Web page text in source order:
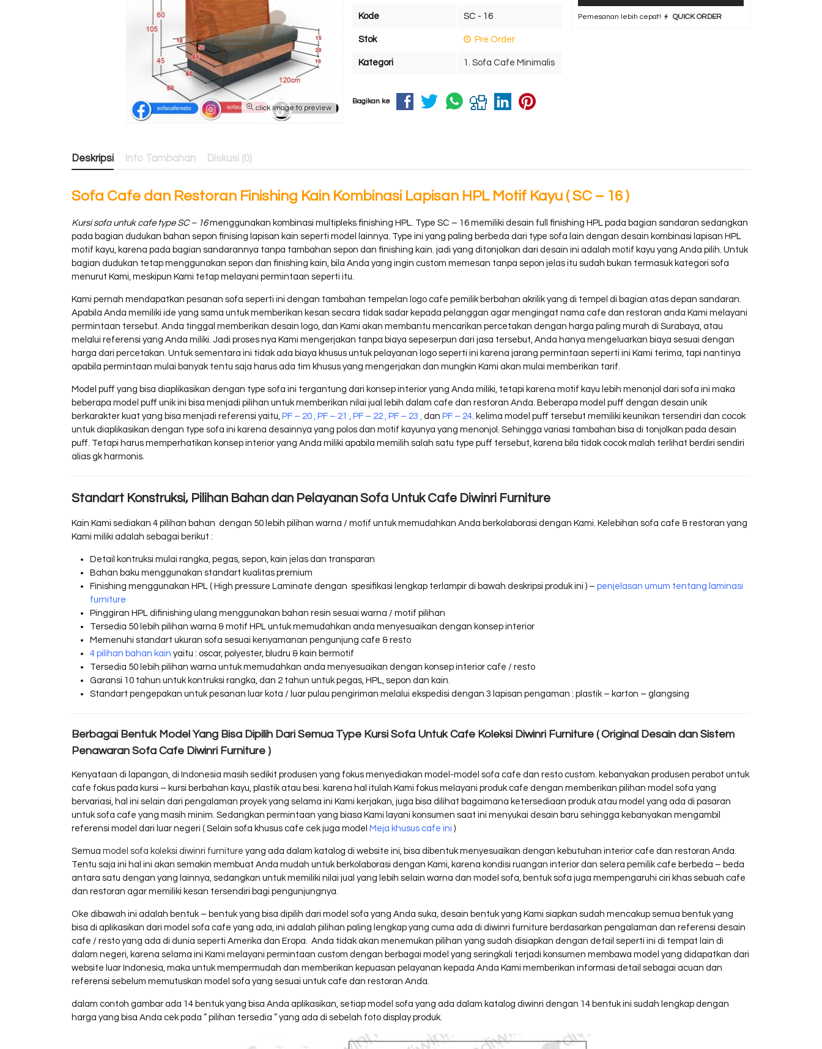
click image to preview
Kode SC - 16
Stok Pre Order
Kategori 1. Sofa Cafe Minimalis
Pemesanan lebih cepat! QUICK ORDER
Bagikan ke
Deskripsi Info Tambahan Diskusi (0)
Sofa Cafe dan Restoran Finishing Kain Kombinasi Lapisan HPL Motif Kayu ( SC – 16 )
Kursi sofa untuk cafe type SC – 16menggunakan kombinasi multipleks finishing HPL. Type SC – 16 memiliki desain full finishing HPL pada bagian sandaran sedangkan
pada bagian dudukan bahan sepon finising lapisan kain seperti model lainnya. Type ini yang paling berbeda dari type sofa lain dengan desain kombinasi lapisan HPL
motif kayu, karena pada bagian sandarannya tanpa tambahan sepon dan finishing kain. jadi yang ditonjolkan dari desain ini adalah motif kayu yang Anda pilih. Untuk
bagian dudukan tetap menggunakan sepon dan finishing kain, bila Anda yang ingin custom memesan tanpa sepon jelas itu sudah bukan termasuk kategori sofa
menurut Kami, meskipun Kami tetap melayani permintaan seperti itu.
Kami pernah mendapatkan pesanan sofa seperti ini dengan tambahan tempelan logo cafe pemilik berbahan akrilik yang di tempel di bagian atas depan sandaran.
Apabila Anda memiliki ide yang sama untuk memberikan kesan secara tidak sadar kepada pelanggan agar mengingat nama cafe dan restoran anda Kami melayani
permintaan tersebut. Anda tinggal memberikan desain logo, dan Kami akan membantu mencarikan percetakan dengan harga paling murah di Surabaya, atau
melalui referensi yang Anda miliki. Jadi proses nya Kami mengerjakan tanpa biaya sepeserpun dari jasa tersebut, Anda hanya mengeluarkan biaya sesuai dengan
harga dari percetakan. Untuk sementara ini tidak ada biaya khusus untuk pelayanan logo seperti ini karena jarang permintaan seperti ini Kami terima, tapi nantinya
apabila permintaan mulai banyak tentu saja harus ada tim khusus yang mengerjakan dan mungkin Kami akan mulai memberikan tarif.
Model puff yang bisa diaplikasikan dengan type sofa ini tergantung dari konsep interior yang Anda miliki, tetapi karena motif kayu lebih menonjol dari sofa ini maka
beberapa model puff unik ini bisa menjadi pilihan untuk memberikan nilai jual lebih dalam cafe dan restoran Anda. Beberapa model puff dengan desain unik
berkarakter kuat yang bisa menjadi referensi yaitu, PF – 20 , PF – 21 , PF – 22 , PF – 23 , dan PF – 24. kelima model puff tersebut memiliki keunikan tersendiri dan cocok
untuk diaplikasikan dengan type sofa ini karena desainnya yang polos dan motif kayunya yang menonjol. Sehingga variasi tambahan bisa di tonjolkan pada desain
puff. Tetapi harus memperhatikan konsep interior yang Anda miliki apabila memilih salah satu type puff tersebut, karena bila tidak cocok malah terlihat berdiri sendiri
alias gk harmonis.
Standart Konstruksi, Pilihan Bahan dan Pelayanan Sofa Untuk Cafe Diwinri Furniture
Kain Kami sediakan 4 pilihan bahan dengan 50 lebih pilihan warna / motif untuk memudahkan Anda berkolaborasi dengan Kami. Kelebihan sofa cafe & restoran yang
Kami miliki adalah sebagai berikut :
Detail kontruksi mulai rangka, pegas, sepon, kain jelas dan transparan
Bahan baku menggunakan standart kualitas premium
Finishing menggunakan HPL ( High pressure Laminate dengan spesifikasi lengkap terlampir di bawah deskripsi produk ini ) – penjelasan umum tentang laminasi
furniture
Pinggiran HPL difinishing ulang menggunakan bahan resin sesuai warna / motif pilihan
Tersedia 50 lebih pilihan warna & motif HPL untuk memudahkan anda menyesuaikan dengan konsep interior
Memenuhi standart ukuran sofa sesuai kenyamanan pengunjung cafe & resto
4 pilihan bahan kain yaitu : oscar, polyester, bludru & kain bermotif
Tersedia 50 lebih pilihan warna untuk memudahkan anda menyesuaikan dengan konsep interior cafe / resto
Garansi 10 tahun untuk kontruksi rangka, dan 2 tahun untuk pegas, HPL, sepon dan kain.
Standart pengepakan untuk pesanan luar kota / luar pulau pengiriman melalui ekspedisi dengan 3 lapisan pengaman : plastik – karton – glangsing
Berbagai Bentuk Model Yang Bisa Dipilih Dari Semua Type Kursi Sofa Untuk Cafe Koleksi Diwinri Furniture ( Original Desain dan Sistem
Penawaran Sofa Cafe Diwinri Furniture )
Kenyataan di lapangan, di Indonesia masih sedikit produsen yang fokus menyediakan model-model sofa cafe dan resto custom. kebanyakan produsen perabot untuk
cafe fokus pada kursi – kursi berbahan kayu, plastik atau besi. karena hal itulah Kami fokus melayani produk cafe dengan memberikan pilihan model sofa yang
bervariasi, hal ini selain dari pengalaman proyek yang selama ini Kami kerjakan, juga bisa dilihat bagaimana ketersediaan produk atau model yang ada di pasaran
untuk sofa cafe yang masih minim. Sedangkan permintaan yang biasa Kami layani konsumen saat ini menyukai desain baru sehingga kebanyakan mengambil
referensi model dari luar negeri ( Selain sofa khusus cafe cek juga model Meja khusus cafe ini )
Semua model sofa koleksi diwinri furniture yang ada dalam katalog di website ini, bisa dibentuk menyesuaikan dengan kebutuhan interior cafe dan restoran Anda.
Tentu saja ini hal ini akan semakin membuat Anda mudah untuk berkolaborasi dengan Kami, karena kondisi ruangan interior dan selera pemilik cafe berbeda – beda
antara satu dengan yang lainnya, sedangkan untuk memiliki nilai jual yang lebih selain warna dan model sofa, bentuk sofa juga mempengaruhi ciri khas sebuah cafe
dan restoran agar memiliki kesan tersendiri bagi pengunjungnya.
Oke dibawah ini adalah bentuk – bentuk yang bisa dipilih dari model sofa yang Anda suka, desain bentuk yang Kami siapkan sudah mencakup semua bentuk yang
bisa di aplikasikan dari model sofa cafe yang ada, ini adalah pilihan paling lengkap yang cuma ada di diwinri furniture berdasarkan pengalaman dan referensi desain
cafe / resto yang ada di dunia seperti Amerika dan Eropa. Anda tidak akan menemukan pilihan yang sudah disiapkan dengan detail seperti ini di tempat lain di
dalam negeri, karena selama ini Kami melayani permintaan custom dengan berbagai model yang seringkali terjadi konsumen membawa model yang didapatkan dari
website luar Indonesia, maka untuk mempermudah dan memberikan kepuasan pelayanan kepada Anda Kami memberikan informasi detail sebagai acuan dan
referensi sebelum memutuskan model sofa yang sesuai untuk cafe dan restoran Anda.
dalam contoh gambar ada 14 bentuk yang bisa Anda aplikasikan, setiap model sofa yang ada dalam katalog diwinri dengan 14 bentuk ini sudah lengkap dengan
harga yang bisa Anda cek pada ” pilihan tersedia ” yang ada di sebelah foto display produk.